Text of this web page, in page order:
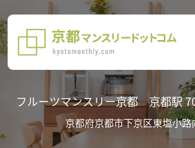
フルーツマンスリー京都 京都駅
京都府京都市下京区東塩小